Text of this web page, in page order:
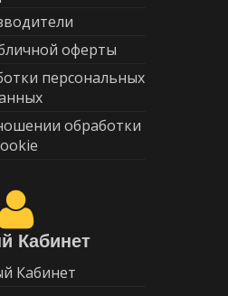
оферты
персональных
обработки
Кабинет
Кабинет